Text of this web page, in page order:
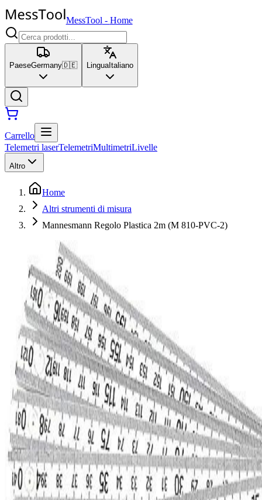
MessTool - Home
PaeseGermany🇩🇪 LinguaItaliano
Carrello
Telemetri laserTelemetriMultimetriLivelle
Altro
Home
Altri strumenti di misura
Mannesmann Regolo Plastica 2m (M 810-PVC-2)